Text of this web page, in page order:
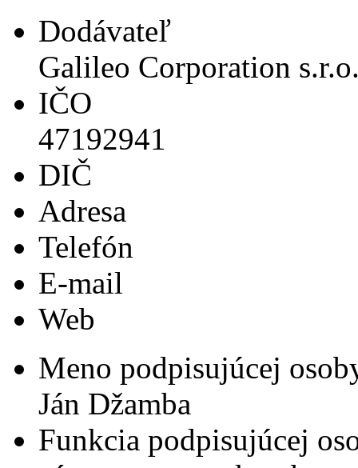
Dodávateľ
Galileo Corporation
IČO
47192941
DIČ
Adresa
Telefón
E-mail
Web
Meno podpisujúcej
Ján Džamba
Funkcia podpisujúcej